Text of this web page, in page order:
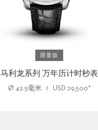
限量版
马利龙系列 万年历计时秒表
Ø 42.5毫米 USD 29,500*